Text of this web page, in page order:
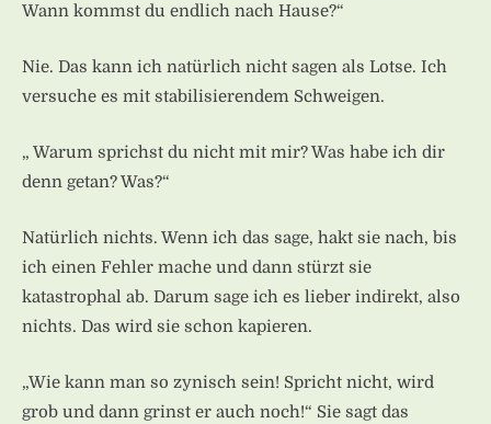
Wann kommst du endlich nach Hause?“
Nie. Das kann ich natürlich nicht sagen als Lotse. Ich
versuche es mit stabilisierendem Schweigen.
„ Warum sprichst du nicht mit mir? Was habe ich dir
denn getan? Was?“
Natürlich nichts. Wenn ich das sage, hakt sie nach, bis
ich einen Fehler mache und dann stürzt sie
katastrophal ab. Darum sage ich es lieber indirekt, also
nichts. Das wird sie schon kapieren.
„Wie kann man so zynisch sein! Spricht nicht, wird
grob und dann grinst er auch noch!“ Sie sagt das